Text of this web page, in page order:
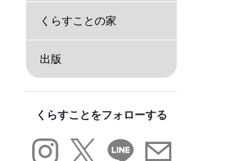
くらすことの家
出版
くらすことをフォローする